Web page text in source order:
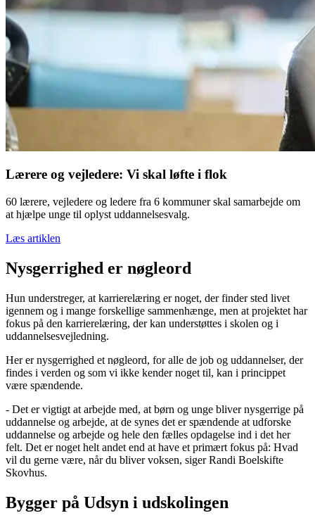
Lærere og vejledere: Vi skal løfte i flok
60 lærere, vejledere og ledere fra 6 kommuner skal samarbejde om
at hjælpe unge til oplyst uddannelsesvalg.
Læs artiklen
Nysgerrighed er nøgleord
Hun understreger, at karrierelæring er noget, der finder sted livet
igennem og i mange forskellige sammenhænge, men at projektet har
fokus på den karrierelæring, der kan understøttes i skolen og i
uddannelsesvejledning.
Her er nysgerrighed et nøgleord, for alle de job og uddannelser, der
findes i verden og som vi ikke kender noget til, kan i princippet
være spændende.
- Det er vigtigt at arbejde med, at børn og unge bliver nysgerrige på
uddannelse og arbejde, at de synes det er spændende at udforske
uddannelse og arbejde og hele den fælles opdagelse ind i det her
felt. Det er noget helt andet end at have et primært fokus på: Hvad
vil du gerne være, når du bliver voksen, siger Randi Boelskifte
Skovhus.
Bygger på Udsyn i udskolingen